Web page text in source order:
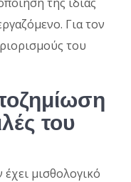
Για τον
του
του
μισθολογικό